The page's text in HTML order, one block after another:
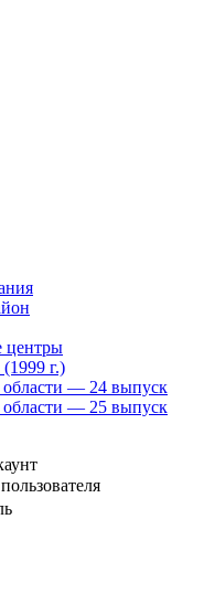
центры
г.)
области — 24 выпуск
области — 25 выпуск